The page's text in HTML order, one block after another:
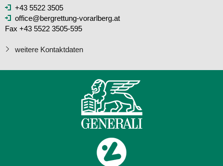
+43 5522 3505
office@bergrettung-vorarlberg.at
Fax +43 5522 3505-595
weitere Kontaktdaten